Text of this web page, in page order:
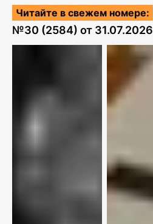
Читайте в свежем номере:
№30 (2584) от 31.07.2026